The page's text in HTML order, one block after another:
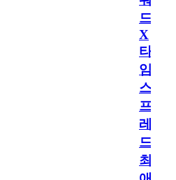
드
X
타
임
스
프
레
드]
최